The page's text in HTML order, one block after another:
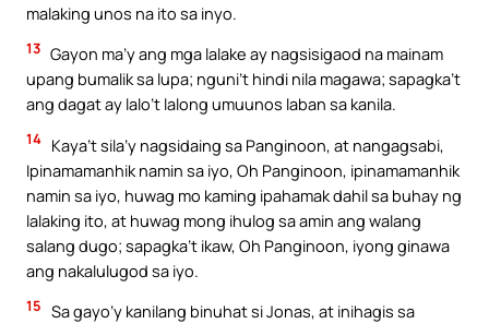
malaking unos na ito sa inyo.
13 Gayon ma’y ang mga lalake ay nagsisigaod na mainam
upang bumalik sa lupa; nguni’t hindi nila magawa; sapagka’t
ang dagat ay lalo’t lalong umuunos laban sa kanila.
14 Kaya’t sila’y nagsidaing sa Panginoon, at nangagsabi,
Ipinamamanhik namin sa iyo, Oh Panginoon, ipinamamanhik
namin sa iyo, huwag mo kaming ipahamak dahil sa buhay ng
lalaking ito, at huwag mong ihulog sa amin ang walang
salang dugo; sapagka’t ikaw, Oh Panginoon, iyong ginawa
ang nakalulugod sa iyo.
15 Sa gayo’y kanilang binuhat si Jonas, at inihagis sa